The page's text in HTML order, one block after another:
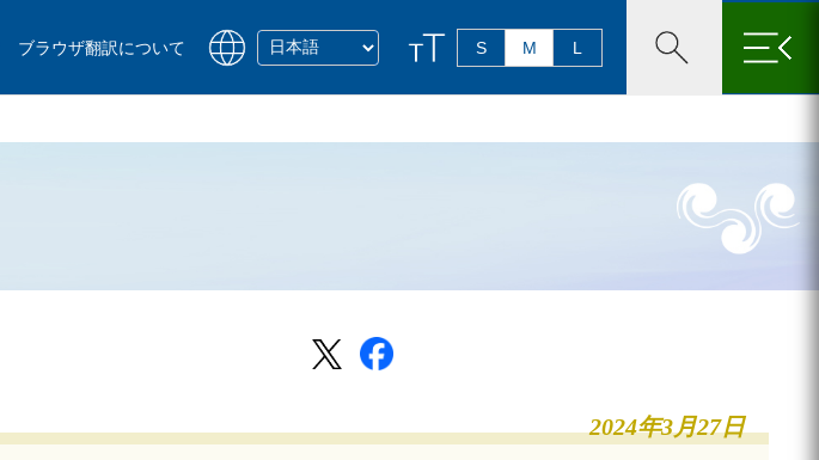
ブラウザ翻訳について S M L
×
2024年3月27日